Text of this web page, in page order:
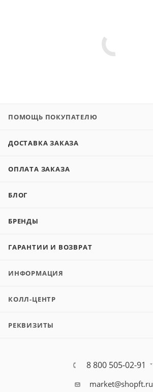
ПОМОЩЬ ПОКУПАТЕЛЮ
ДОСТАВКА ЗАКАЗА
ОПЛАТА ЗАКАЗА
БЛОГ
БРЕНДЫ
ГАРАНТИИ И ВОЗВРАТ
ИНФОРМАЦИЯ
КОЛЛ-ЦЕНТР
РЕКВИЗИТЫ
8 800 505-02-91
market@shopft.ru